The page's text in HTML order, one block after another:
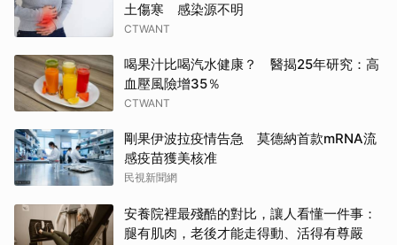
土傷寒 感染源不明
CTWANT
喝果汁比喝汽水健康？ 醫揭25年研究：高
血壓風險增35％
CTWANT
剛果伊波拉疫情告急 莫德納首款mRNA流
感疫苗獲美核准
民視新聞網
安養院裡最殘酷的對比，讓人看懂一件事：
腿有肌肉，老後才能走得動、活得有尊嚴